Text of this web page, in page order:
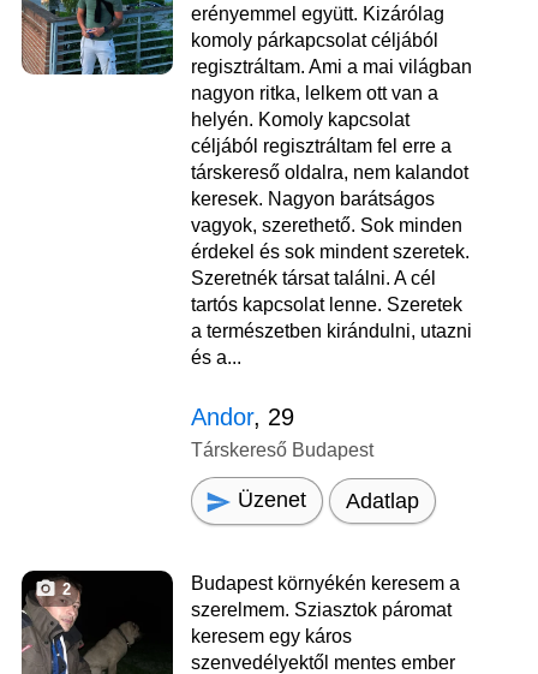
erényemmel együtt. Kizárólag
komoly párkapcsolat céljából
regisztráltam. Ami a mai világban
nagyon ritka, lelkem ott van a
helyén. Komoly kapcsolat
céljából regisztráltam fel erre a
társkereső oldalra, nem kalandot
keresek. Nagyon barátságos
vagyok, szerethető. Sok minden
érdekel és sok mindent szeretek.
Szeretnék társat találni. A cél
tartós kapcsolat lenne. Szeretek
a természetben kirándulni, utazni
és a...
Andor, 29
Társkereső Budapest
Üzenet Adatlap
2
Budapest környékén keresem a
szerelmem. Sziasztok páromat
keresem egy káros
szenvedélyektől mentes ember